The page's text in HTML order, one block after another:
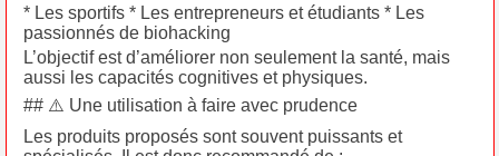
* Les sportifs * Les entrepreneurs et étudiants * Les
passionnés de biohacking
L’objectif est d’améliorer non seulement la santé, mais
aussi les capacités cognitives et physiques.
## ⚠️ Une utilisation à faire avec prudence
Les produits proposés sont souvent puissants et